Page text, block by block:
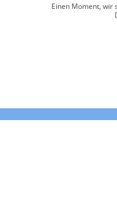
Einen Moment, wir